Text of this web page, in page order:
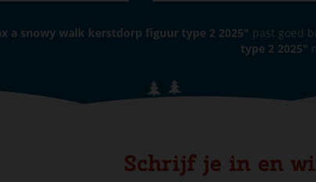
a snowy walk kerstdorp figuur type 2 2025" past goed
type 2 2025"
Schrijf je in en